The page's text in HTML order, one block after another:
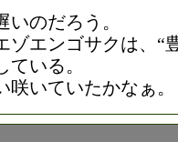
のだろう。
ゾエンゴサクは、“
いる。
いていたかなぁ。